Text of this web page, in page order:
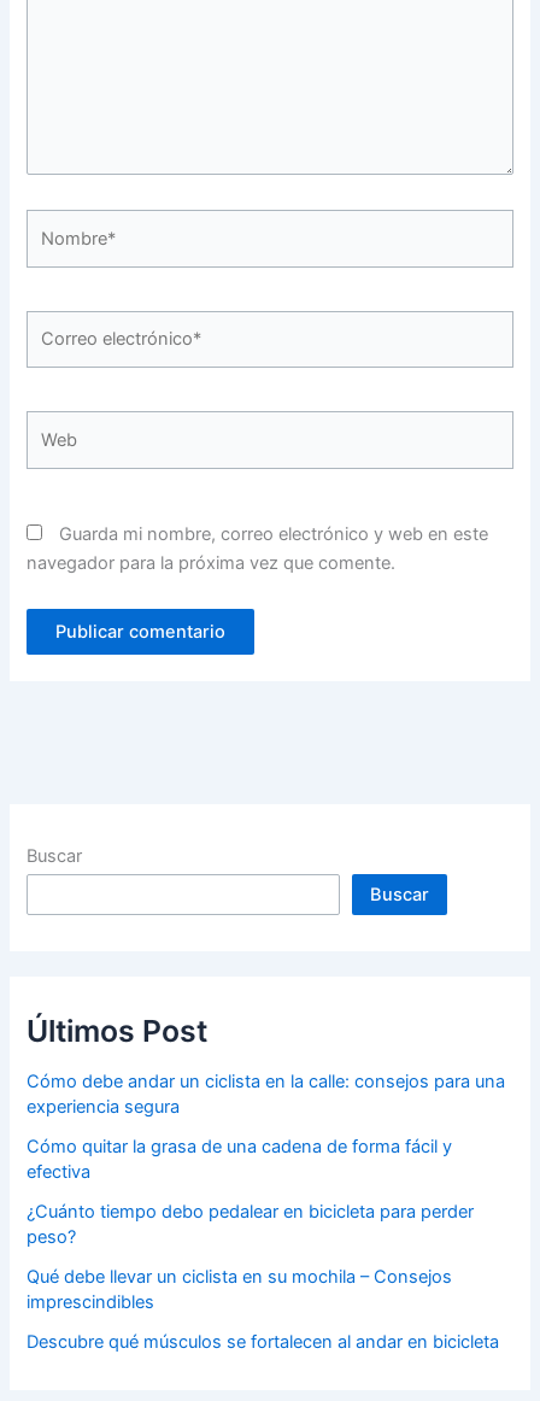
Guarda mi nombre, correo electrónico y web en este
navegador para la próxima vez que comente.
Buscar
Buscar
Últimos Post
Cómo debe andar un ciclista en la calle: consejos para una
experiencia segura
Cómo quitar la grasa de una cadena de forma fácil y
efectiva
¿Cuánto tiempo debo pedalear en bicicleta para perder
peso?
Qué debe llevar un ciclista en su mochila – Consejos
imprescindibles
Descubre qué músculos se fortalecen al andar en bicicleta